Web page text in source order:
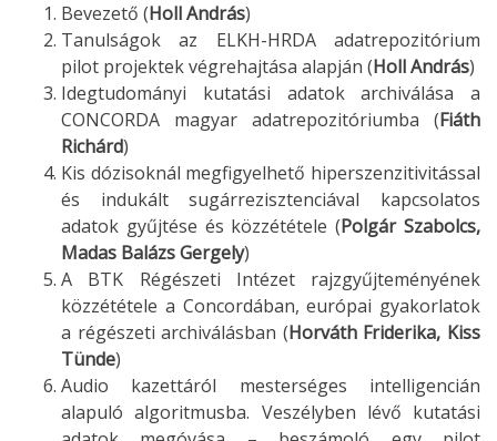
Bevezető (Holl András)
Tanulságok az ELKH-HRDA adatrepozitórium
pilot projektek végrehajtása alapján (Holl András)
Idegtudományi kutatási adatok archiválása a
CONCORDA magyar adatrepozitóriumba (Fiáth
Richárd)
Kis dózisoknál megfigyelhető hiperszenzitivitással
és indukált sugárrezisztenciával kapcsolatos
adatok gyűjtése és közzététele (Polgár Szabolcs,
Madas Balázs Gergely)
A BTK Régészeti Intézet rajzgyűjteményének
közzététele a Concordában, európai gyakorlatok
a régészeti archiválásban (Horváth Friderika, Kiss
Tünde)
Audio kazettáról mesterséges intelligencián
alapuló algoritmusba. Veszélyben lévő kutatási